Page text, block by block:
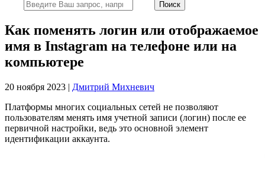
Как поменять логин или отображаемое
имя в Instagram на телефоне или на
компьютере
20 ноября 2023 | Дмитрий Михневич
Платформы многих социальных сетей не позволяют
пользователям менять имя учетной записи (логин) после ее
первичной настройки, ведь это основной элемент
идентификации аккаунта.